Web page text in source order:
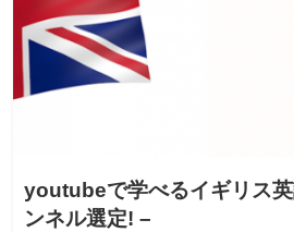
youtubeで学べるイギリス
ンネル選定! –